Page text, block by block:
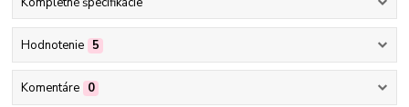
Hodnotenie 5
Komentáre 0